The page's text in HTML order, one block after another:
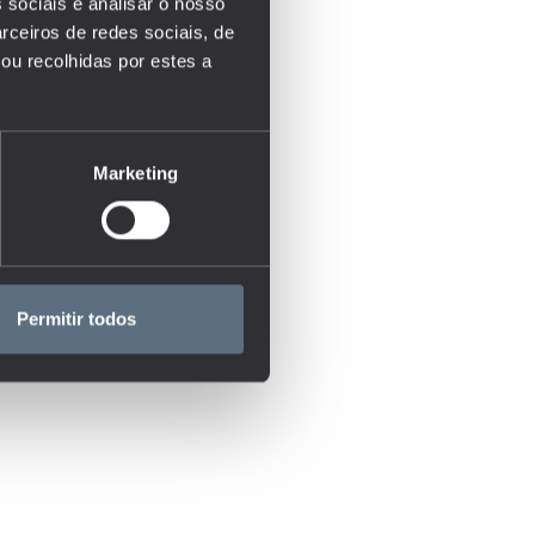
de redes sociais, de
recolhidas por estes a
Marketing
Permitir todos